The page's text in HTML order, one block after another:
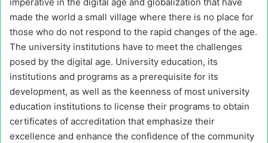
imperative in the digital age and globalization that have
made the world a small village where there is no place for
those who do not respond to the rapid changes of the age.
The university institutions have to meet the challenges
posed by the digital age. University education, its
institutions and programs as a prerequisite for its
development, as well as the keenness of most university
education institutions to license their programs to obtain
certificates of accreditation that emphasize their
excellence and enhance the confidence of the community